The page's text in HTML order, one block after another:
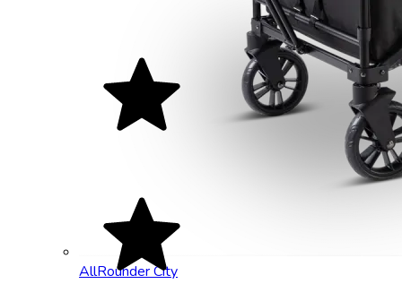
AllRounder City